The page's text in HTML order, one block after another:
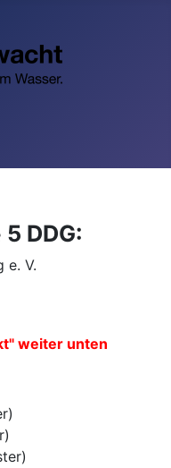
DDG:
e. V.
weiter unten